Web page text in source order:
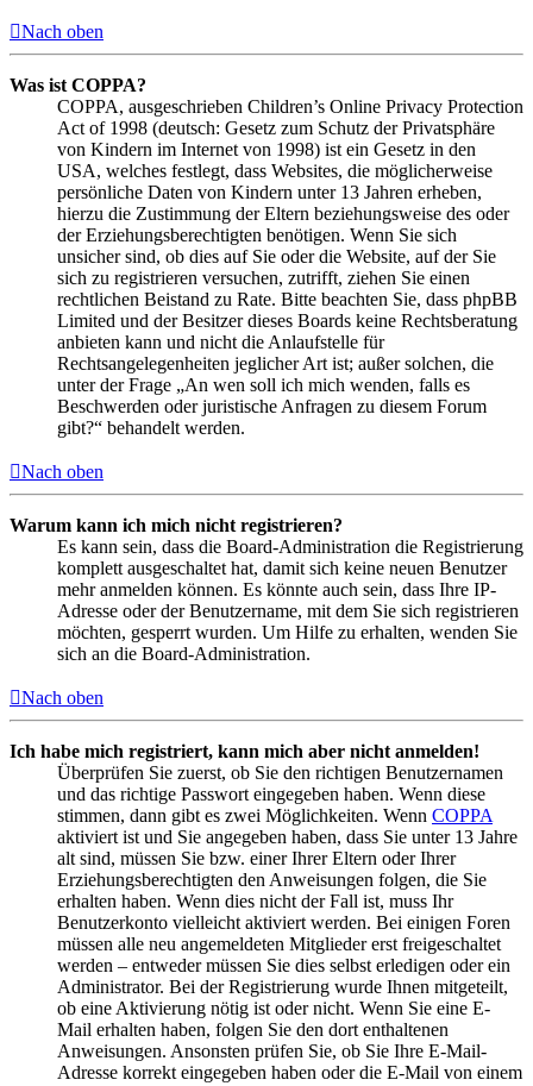
Nach oben
Was ist COPPA?
COPPA, ausgeschrieben Children’s Online Privacy Protection
Act of 1998 (deutsch: Gesetz zum Schutz der Privatsphäre
von Kindern im Internet von 1998) ist ein Gesetz in den
USA, welches festlegt, dass Websites, die möglicherweise
persönliche Daten von Kindern unter 13 Jahren erheben,
hierzu die Zustimmung der Eltern beziehungsweise des oder
der Erziehungsberechtigten benötigen. Wenn Sie sich
unsicher sind, ob dies auf Sie oder die Website, auf der Sie
sich zu registrieren versuchen, zutrifft, ziehen Sie einen
rechtlichen Beistand zu Rate. Bitte beachten Sie, dass phpBB
Limited und der Besitzer dieses Boards keine Rechtsberatung
anbieten kann und nicht die Anlaufstelle für
Rechtsangelegenheiten jeglicher Art ist; außer solchen, die
unter der Frage „An wen soll ich mich wenden, falls es
Beschwerden oder juristische Anfragen zu diesem Forum
gibt?“ behandelt werden.
Nach oben
Warum kann ich mich nicht registrieren?
Es kann sein, dass die Board-Administration die Registrierung
komplett ausgeschaltet hat, damit sich keine neuen Benutzer
mehr anmelden können. Es könnte auch sein, dass Ihre IP-
Adresse oder der Benutzername, mit dem Sie sich registrieren
möchten, gesperrt wurden. Um Hilfe zu erhalten, wenden Sie
sich an die Board-Administration.
Nach oben
Ich habe mich registriert, kann mich aber nicht anmelden!
Überprüfen Sie zuerst, ob Sie den richtigen Benutzernamen
und das richtige Passwort eingegeben haben. Wenn diese
stimmen, dann gibt es zwei Möglichkeiten. Wenn COPPA
aktiviert ist und Sie angegeben haben, dass Sie unter 13 Jahre
alt sind, müssen Sie bzw. einer Ihrer Eltern oder Ihrer
Erziehungsberechtigten den Anweisungen folgen, die Sie
erhalten haben. Wenn dies nicht der Fall ist, muss Ihr
Benutzerkonto vielleicht aktiviert werden. Bei einigen Foren
müssen alle neu angemeldeten Mitglieder erst freigeschaltet
werden – entweder müssen Sie dies selbst erledigen oder ein
Administrator. Bei der Registrierung wurde Ihnen mitgeteilt,
ob eine Aktivierung nötig ist oder nicht. Wenn Sie eine E-
Mail erhalten haben, folgen Sie den dort enthaltenen
Anweisungen. Ansonsten prüfen Sie, ob Sie Ihre E-Mail-
Adresse korrekt eingegeben haben oder die E-Mail von einem